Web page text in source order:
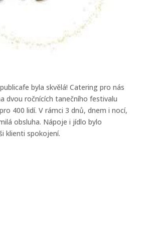
byla skvělá! Catering pro nás
dvou ročnících tanečního festivalu
400 lidí. V rámci 3 dnů, dnem i nocí,
obsluha. Nápoje i jídlo bylo
klienti spokojení.